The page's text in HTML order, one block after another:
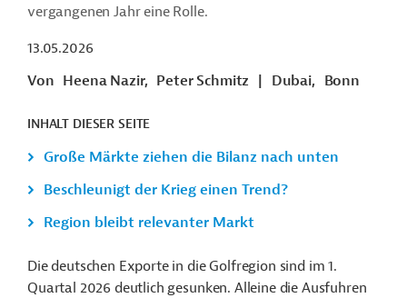
vergangenen Jahr eine Rolle.
13.05.2026
Von Heena Nazir, Peter Schmitz Dubai, Bonn
INHALT DIESER SEITE
Große Märkte ziehen die Bilanz nach unten
Beschleunigt der Krieg einen Trend?
Region bleibt relevanter Markt
Die deutschen Exporte in die Golfregion sind im 1.
Quartal 2026 deutlich gesunken. Alleine die Ausfuhren